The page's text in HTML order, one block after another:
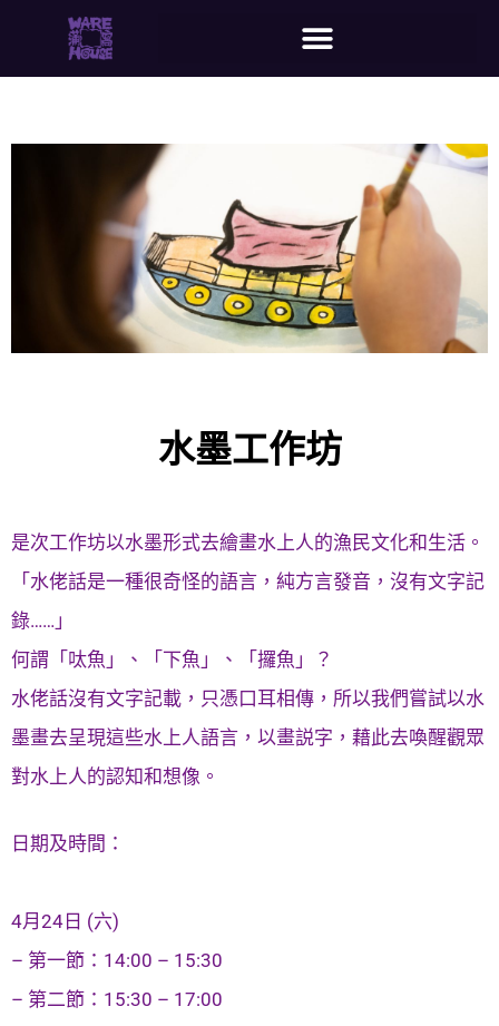
水墨工作坊
是次工作坊以水墨形式去繪畫水上人的漁民文化和生活。
「水佬話是一種很奇怪的語言，純方言發音，沒有文字記
錄……」
何謂「呔魚」、「下魚」、「攞魚」？
水佬話沒有文字記載，只憑口耳相傳，所以我們嘗試以水
墨畫去呈現這些水上人語言，以畫説字，藉此去喚醒觀眾
對水上人的認知和想像。
日期及時間：
4月24日 (六)
– 第一節：14:00 – 15:30
– 第二節：15:30 – 17:00